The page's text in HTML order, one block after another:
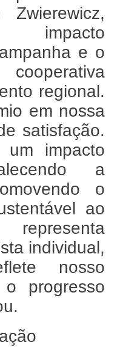
Zwierewicz,
e o
regional.
em nossa
satisfação.
um impacto
a
o
ao
individual,
nosso
o progresso